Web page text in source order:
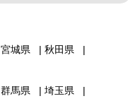
宮城県
秋田県
群馬県
埼玉県